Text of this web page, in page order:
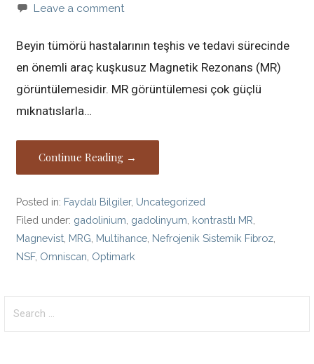
Leave a comment
Beyin tümörü hastalarının teşhis ve tedavi sürecinde
en önemli araç kuşkusuz Magnetik Rezonans (MR)
görüntülemesidir. MR görüntülemesi çok güçlü
mıknatıslarla…
Continue Reading →
Posted in: Faydalı Bilgiler, Uncategorized
Filed under: gadolinium gadolinyum kontrastlı MR
Magnevist MRG Multihance Nefrojenik Sistemik Fibroz
NSF, Omniscan Optimark
for: